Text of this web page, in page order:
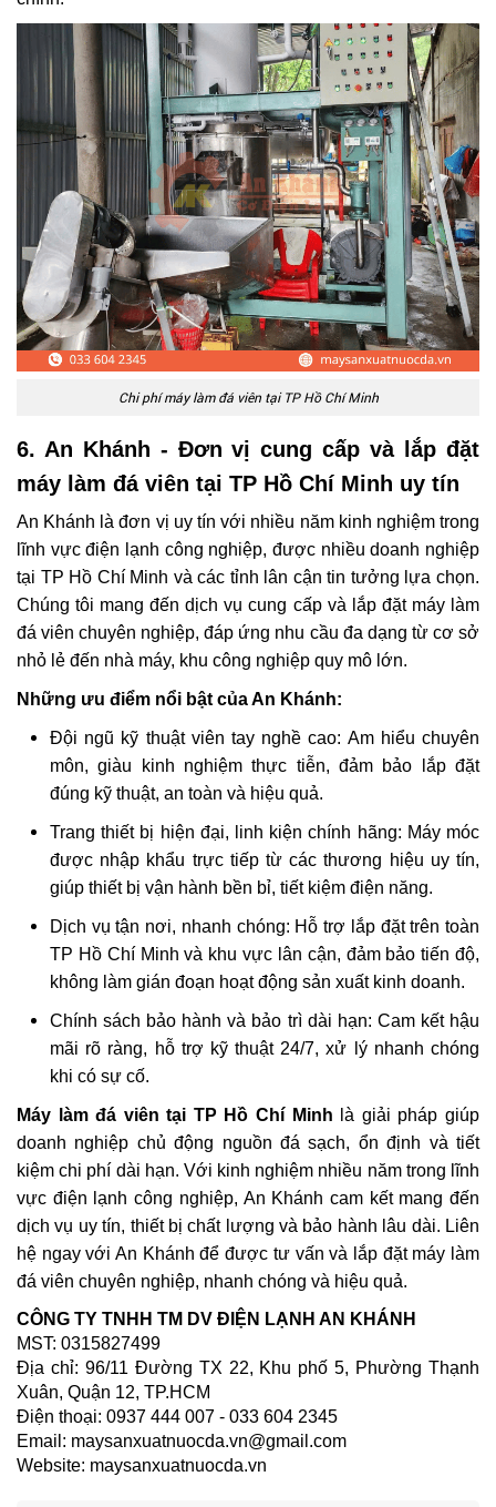
Chi phí máy làm đá viên tại TP Hồ Chí Minh
6. An Khánh - Đơn vị cung cấp và lắp đặt
máy làm đá viên tại TP Hồ Chí Minh uy tín
An Khánh là đơn vị uy tín với nhiều năm kinh nghiệm trong
lĩnh vực điện lạnh công nghiệp, được nhiều doanh nghiệp
tại TP Hồ Chí Minh và các tỉnh lân cận tin tưởng lựa chọn.
Chúng tôi mang đến dịch vụ cung cấp và lắp đặt máy làm
đá viên chuyên nghiệp, đáp ứng nhu cầu đa dạng từ cơ sở
nhỏ lẻ đến nhà máy, khu công nghiệp quy mô lớn.
Những ưu điểm nổi bật của An Khánh:
Đội ngũ kỹ thuật viên tay nghề cao: Am hiểu chuyên
môn, giàu kinh nghiệm thực tiễn, đảm bảo lắp đặt
đúng kỹ thuật, an toàn và hiệu quả.
Trang thiết bị hiện đại, linh kiện chính hãng: Máy móc
được nhập khẩu trực tiếp từ các thương hiệu uy tín,
giúp thiết bị vận hành bền bỉ, tiết kiệm điện năng.
Dịch vụ tận nơi, nhanh chóng: Hỗ trợ lắp đặt trên toàn
TP Hồ Chí Minh và khu vực lân cận, đảm bảo tiến độ,
không làm gián đoạn hoạt động sản xuất kinh doanh.
Chính sách bảo hành và bảo trì dài hạn: Cam kết hậu
mãi rõ ràng, hỗ trợ kỹ thuật 24/7, xử lý nhanh chóng
khi có sự cố.
Máy làm đá viên tại TP Hồ Chí Minh là giải pháp giúp
doanh nghiệp chủ động nguồn đá sạch, ổn định và tiết
kiệm chi phí dài hạn. Với kinh nghiệm nhiều năm trong lĩnh
vực điện lạnh công nghiệp, An Khánh cam kết mang đến
dịch vụ uy tín, thiết bị chất lượng và bảo hành lâu dài. Liên
hệ ngay với An Khánh để được tư vấn và lắp đặt máy làm
đá viên chuyên nghiệp, nhanh chóng và hiệu quả.
CÔNG TY TNHH TM DV ĐIỆN LẠNH AN KHÁNH
MST: 0315827499
Địa chỉ: 96/11 Đường TX 22, Khu phố 5, Phường Thạnh
Xuân, Quận 12, TP.HCM
Điện thoại: 0937 444 007 - 033 604 2345
Email: maysanxuatnuocda.vn@gmail.com
Website: maysanxuatnuocda.vn